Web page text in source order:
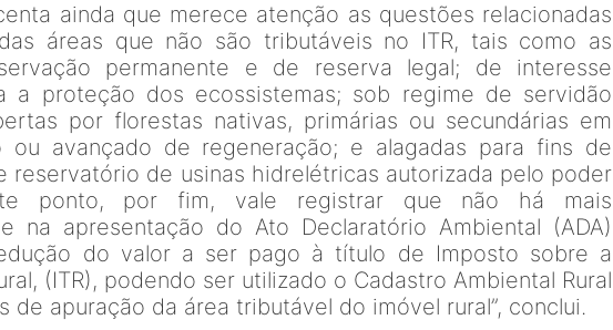
ainda que merece atenção as questões relacionadas
áreas que não são tributáveis no ITR, tais como as
permanente e de reserva legal; de interesse
a proteção dos ecossistemas; sob regime de servidão
por florestas nativas, primárias ou secundárias em
ou avançado de regeneração; e alagadas para fins de
reservatório de usinas hidrelétricas autorizada pelo poder
ponto, por fim, vale registrar que não há mais
na apresentação do Ato Declaratório Ambiental (ADA)
do valor a ser pago à título de Imposto sobre a
(ITR), podendo ser utilizado o Cadastro Ambiental Rural
de apuração da área tributável do imóvel rural”, conclui.